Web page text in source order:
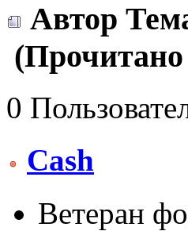
Автор
(Прочитано
0
Cash
Ветеран